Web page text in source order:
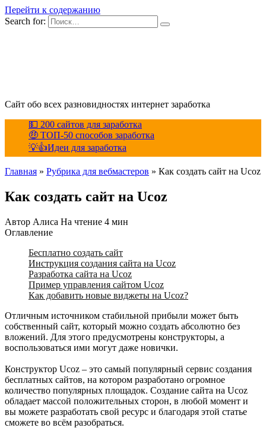
Перейти к содержанию
Search for:
Сайт обо всех разновидностях интернет заработка
💵 200 сайтов для заработка
🤑 ТОП-50 способов заработка
💡👍Идеи для заработка
Главная » Рубрика для вебмастеров » Как создать сайт на Ucoz
Как создать сайт на Ucoz
Автор Алиса На чтение 4 мин
Оглавление
Бесплатно создать сайт
Инструкция создания сайта на Ucoz
Разработка сайта на Ucoz
Пример управления сайтом Ucoz
Как добавить новые виджеты на Ucoz?
Отличным источником стабильной прибыли может быть
собственный сайт, который можно создать абсолютно без
вложений. Для этого предусмотрены конструкторы, а
воспользоваться ими могут даже новички.
Конструктор Ucoz – это самый популярный сервис создания
бесплатных сайтов, на котором разработано огромное
количество популярных площадок. Создание сайта на Ucoz
обладает массой положительных сторон, в любой момент и
вы можете разработать свой ресурс и благодаря этой статье
сможете во всём разобраться.